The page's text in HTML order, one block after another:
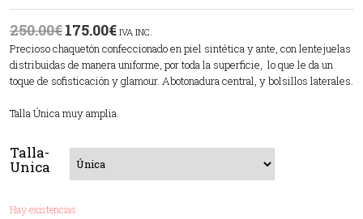
250.00€175.00€ IVA INC.
Precioso chaquetón confeccionado en piel sintética y ante, con lentejuelas
distribuidas de manera uniforme, por toda la superficie, lo que le da un
toque de sofisticación y glamour. Abotonadura central, y bolsillos laterales.
Talla Única muy amplia.
Talla-
Unica
Hay existencias